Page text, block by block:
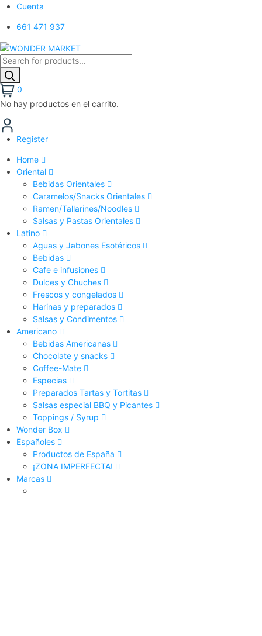
Cuenta
661 471 937
Búsqueda
de
productos
0
No hay productos en el carrito.
Register
Home
Oriental
Bebidas Orientales
Caramelos/Snacks Orientales
Ramen/Tallarines/Noodles
Salsas y Pastas Orientales
Latino
Aguas y Jabones Esotéricos
Bebidas
Cafe e infusiones
Dulces y Chuches
Frescos y congelados
Harinas y preparados
Salsas y Condimentos
Americano
Bebidas Americanas
Chocolate y snacks
Coffee-Mate
Especias
Preparados Tartas y Tortitas
Salsas especial BBQ y Picantes
Toppings / Syrup
Wonder Box
Españoles
Productos de España
¡ZONA IMPERFECTA!
Marcas